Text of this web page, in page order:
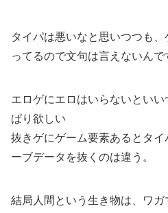
タイパは悪いなと思いつつも
ってるので文句は言えないんで
エロゲにエロはいらないとい
ぱり欲しい
抜きゲにゲーム要素あるとタ
ーブデータを抜くのは違う。
結局人間という生き物は、ワ